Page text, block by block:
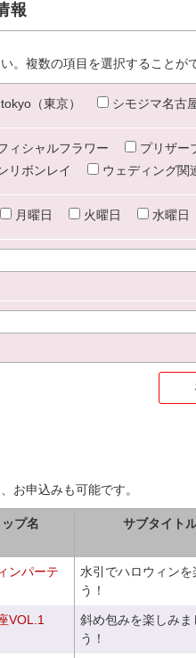
報
。複数の項目を選択することが
（東京） シモジマ名古
ィシャルフラワー プリザー
リボンレイ
ウェディング関
月曜日 火曜日 水曜日
お申込みも可能です。
プ名 サブタイト
ンパーテ
水引でハロウィンを
う！
VOL.1
斜め包みを楽しみま
う！